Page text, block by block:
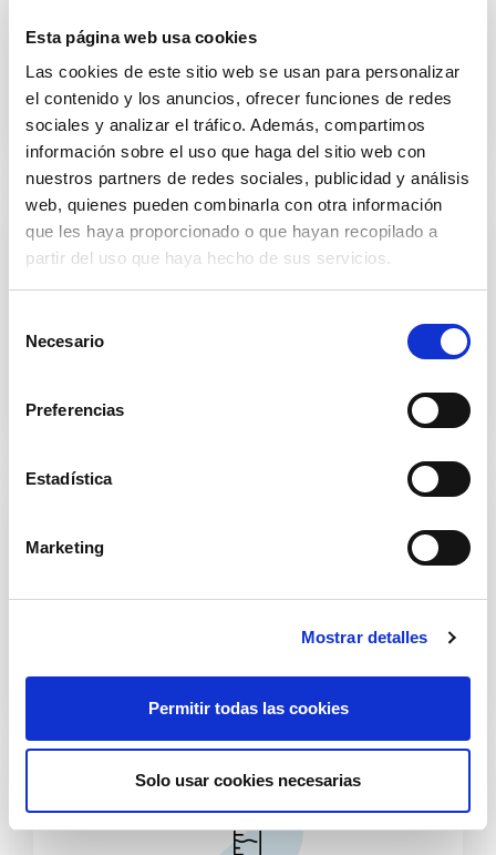
Esta página web usa cookies
Las cookies de este sitio web se usan para personalizar
el contenido y los anuncios, ofrecer funciones de redes
sociales y analizar el tráfico. Además, compartimos
información sobre el uso que haga del sitio web con
nuestros partners de redes sociales, publicidad y análisis
web, quienes pueden combinarla con otra información
que les haya proporcionado o que hayan recopilado a
partir del uso que haya hecho de sus servicios.
m
Necesario
Preferencias
Estadística
Marketing
Mostrar detalles
Permitir todas las cookies
Solo usar cookies necesarias
Cuidado personal
Limpieza del hogar